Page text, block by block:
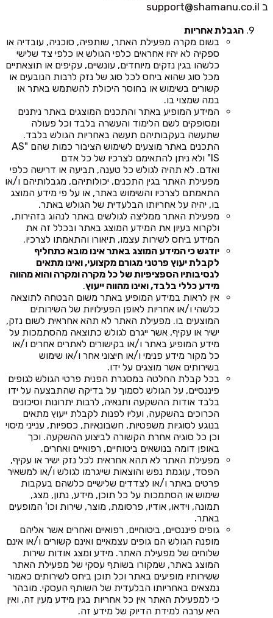
ב support@shamanu.co.il
הגבלת אחריות
בשום מקרה מפעילת האתר, שותפיה, סוכניה, עובדיה או
ספקיה לא יהיו אחראים כלפי הגולש או כלפי צד שלישי
כלשהו בגין נזקים מיוחדים, עונשיים, עקיפים או תוצאתיים
מכל סוג שהוא ביחס לכל סוג של נזק לרבות הנובעים או
קשורים בשימוש או בחוסר היכולת להשתמש באתר או
במה שמצוי בו.
המידע המופיע באתר והתכנים המוצגים באתר ניתנים
ומסופקים לשם הלימוד והעשרה בלבד וכל פעולה
שתעשה בעקבותיהם תעשה באחריות הגולש בלבד.
התכנים באתר מוצעים לשימוש הציבור כמות שהם "AS
IS" ולא ניתן להתאימם לצרכיו של כל אדם
ואדם. לא תהיה לגולש כל טענה, תביעה או דרישה כלפי
מפעילת האתר בגין התכנים, יכולותיהם, מגבלותיהם ו/או
התאמתם לצרכיו והשימוש באתר, או על פי מידע המוצג
בו, יהיה על אחריותו הבלעדית של הגולש באתר.
מפעילת האתר ממליצה לגולשים באתר לנהוג בזהירות,
ולקרוא בעיון את המידע המוצג באתר ובכלל זה את
המידע ביחס לשירות עצמו, תיאורו והתאמתו לצרכיו.
יודגש כי המידע המוצג באתר אינו מובא כתחליף
לקבלת יעוץ פרטני מגורם מקצועי, ואינו מתאים
לנסיבותיו הספציפיות של כל מקרה ומקרה והוא מהווה
מידע כללי בלבד, ואינו מהווה ייעוץ.
אין לראות במידע המופיע באתר משום הבטחה לתוצאה
כלשהי ו/או אחריות לאופן הפעילויות של השירותים
המוצעים בו. מפעילת האתר לא תהא אחראית לשום נזק,
ישיר או עקיף, אשר ייגרם לגולש כתוצאה מהסתמכות על
מידע המופיע באתר ו/או בקישורים לאתרים אחרים ו/או
כל מקור מידע פנימי ו/או חיצוני אחר ו/או שימוש
בשירותים אשר מוצגים על ידו.
בכל קבלת החלטה במסגרת הפנית פרטי הגולש לגופים
פיננסיים, על הגולש לסמוך על בדיקה שהתבצעה על ידו
בלבד אודות ההשקעה ותנאיה, לרבות יתרונות וסיכונים
הכרוכים בהשקעה, ועליו לפנות לקבלת ייעוץ מתאים
בנוגע לסוגיות משפטיות, חשבונאיות, כספיות, ענייני מיסוי
וכן כל סוגיה אחרת הקשורה לביצוע ההשקעה. וכך
באופן דומה בנושאים ביטוחיים, רפואיים ואחרים.
מפעילת האתר לא תהא אחראית לכל נזק ישיר או עקיף,
הפסד, עוגמת נפש והוצאות שייגרמו לגולש ו/או למשאיר
פרטים באתר ו/או לצדדים שלישיים כלשהם בעקבות
שימוש או הסתמכות על כל תוכן, מידע, נתון, מצג,
תמונה, וידאו, אודיו, פרסומת, מוצר, שירות וכו' המופעים
באתר.
גופים פיננסיים, ביטוחיים, רפואיים ואחרים אשר אליהם
מופנה הגולש הם גופים עצמאיים ואינם קשורים ו/או אינם
שלוחים של מפעילת האתר. מידע ומצג אודות שירות
המוצג באתר, שמקורו בשותף עסקי של מפעילת האתר
ששירותיו מופיעים באתר וכל תוכן ביחס לשירותים כאמור
נמצאים באחריותו הבלעדית של השותף העסקי. מובהר
כי למפעילת האתר אין כל אחריות בגין מידע מעין זה, ואין
היא ערבה למידת הדיוק של מידע זה.